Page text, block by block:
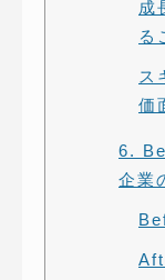
成
る
ス
価
6.
企業